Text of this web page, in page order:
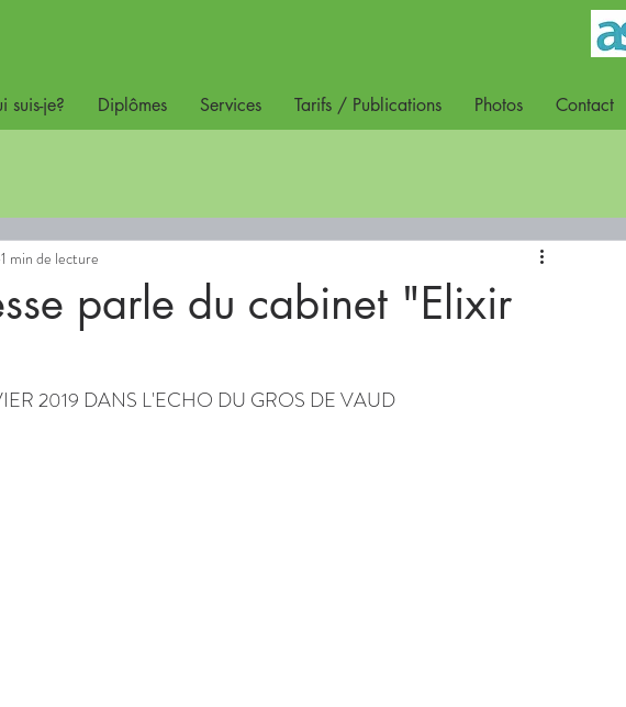
suis-je? Diplômes Services Tarifs / Publications Photos Contact
parle du cabinet "Elixir
1 min de lecture
2019 DANS L'ECHO DU GROS DE VAUD